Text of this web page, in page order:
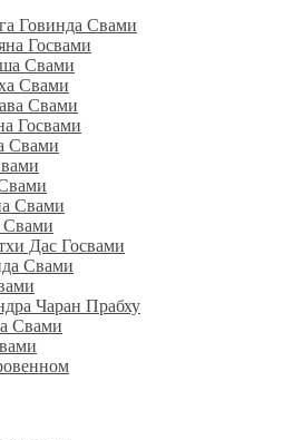
Говинда Свами
Госвами
Свами
Свами
Свами
Госвами
Свами
Свами
Дас Госвами
Свами
Чаран Прабху
Свами